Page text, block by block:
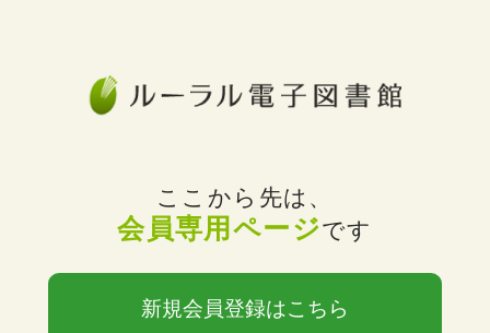
ここから先は、
会員専用ページです
新規会員登録はこちら